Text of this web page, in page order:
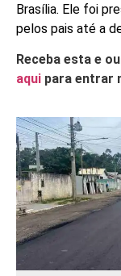
Brasília. Ele foi
pelos pais até a
Receba esta e
aqui para entrar